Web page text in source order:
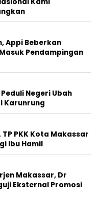
Appi Beberkan
Masuk Pendampingan
Negeri Ubah
Karunrung
PKK Kota Makassar
Ibu Hamil
Makassar, Dr
Eksternal Promosi